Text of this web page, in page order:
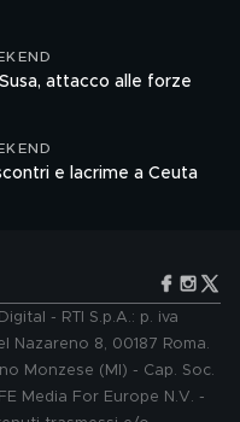
attacco alle forze
e lacrime a Ceuta
- RTI S.p.A.: p. iva
Nazareno 8, 00187 Roma.
Monzese (MI) - Cap. Soc.
Media For Europe N.V. -